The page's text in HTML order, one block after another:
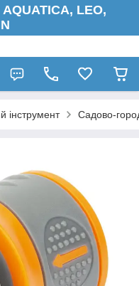
LEO,
інструмент Садово-